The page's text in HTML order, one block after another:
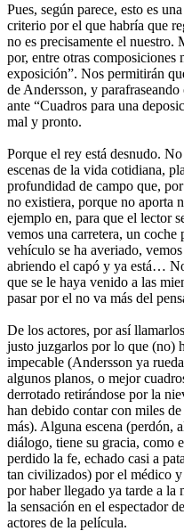
Pues, según parece, esto es
criterio por el que habría que
no es precisamente el nuestro.
por, entre otras composiciones
exposición”. Nos permitirán
de Andersson, y
ante “Cuadros para una
mal y pronto.
Porque el rey está desnudo.
escenas de la vida cotidiana,
profundidad de campo que,
no existiera, porque no aporta
ejemplo en, para que el lector
vemos una carretera, un coche
vehículo se ha averiado,
abriendo el capó y ya está…
que se le haya venido a las
pasar por el no va más del
De los actores, por así
justo juzgarlos por lo que (no)
impecable (Andersson ya
algunos planos, o mejor
derrotado retirándose por la
han debido contar con miles
más). Alguna escena (perdón,
diálogo, tiene su gracia, como
perdido la fe, echado casi a
tan civilizados) por el médico
por haber llegado ya tarde a la
la sensación en el espectador
actores de la película.